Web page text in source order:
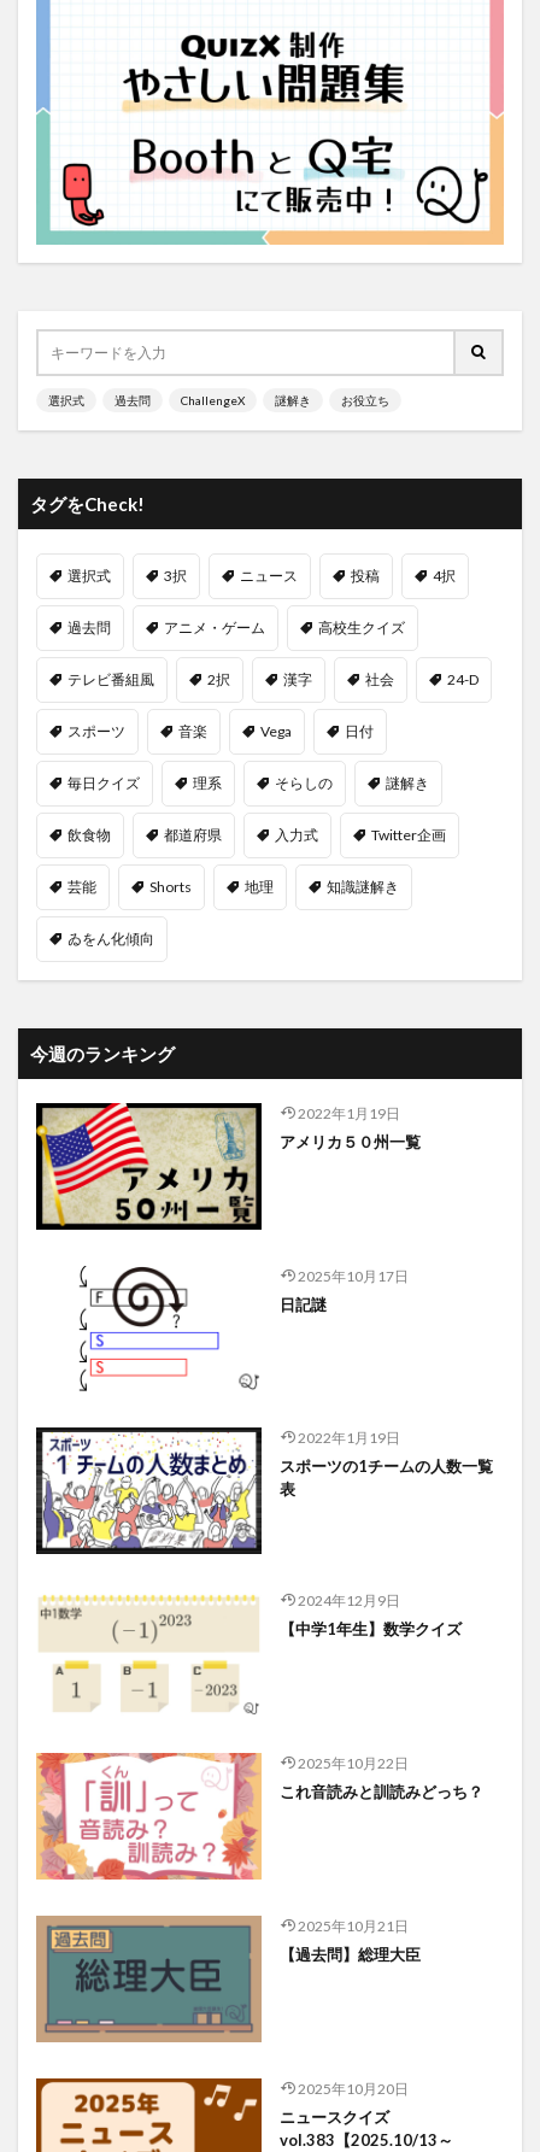
選択式 過去問 ChallengeX 謎解き お役立ち
タグをCheck!
選択式 3択 ニュース 投稿 4択
過去問 アニメ・ゲーム 高校生クイズ
テレビ番組風 2択 漢字 社会 24-D
スポーツ 音楽 Vega 日付
毎日クイズ 理系 そらしの 謎解き
飲食物 都道府県 入力式 Twitter企画
芸能 Shorts 地理 知識謎解き
ゐをん化傾向
今週のランキング
2022年1月19日
アメリカ５０州一覧
2025年10月17日
日記謎
2022年1月19日
スポーツの1チームの人数一覧
表
2024年12月9日
【中学1年生】数学クイズ
2025年10月22日
これ音読みと訓読みどっち？
2025年10月21日
【過去問】総理大臣
2025年10月20日
ニュースクイズ
vol.383【2025.10/13～